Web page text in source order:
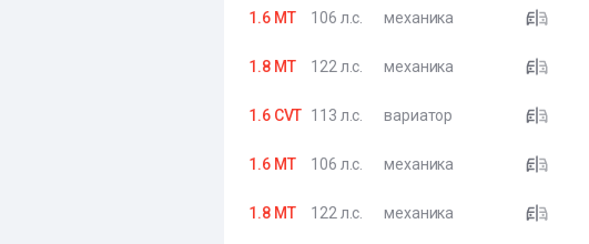
1.6 MT 106 л.с. механика
1.8 MT 122 л.с. механика
1.6 CVT 113 л.с. вариатор
1.6 MT 106 л.с. механика
1.8 MT 122 л.с. механика